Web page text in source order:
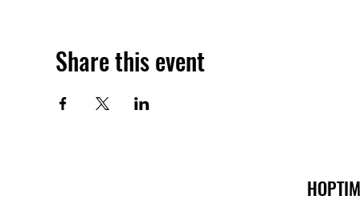
Share this event